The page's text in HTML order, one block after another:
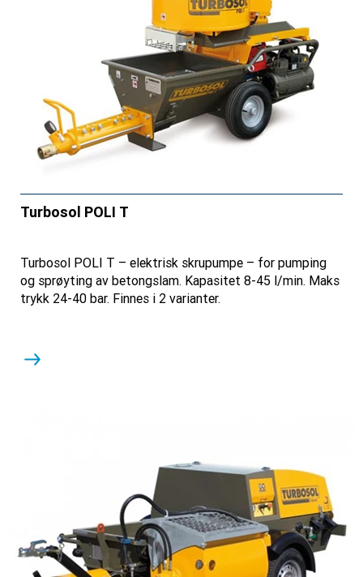
Turbosol POLI T
Turbosol POLI T – elektrisk skrupumpe – for pumping
og sprøyting av betongslam. Kapasitet 8-45 l/min. Maks
trykk 24-40 bar. Finnes i 2 varianter.